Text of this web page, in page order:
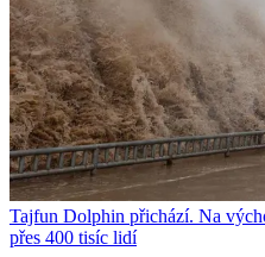
Tajfun Dolphin přichází. Na
přes 400 tisíc lidí